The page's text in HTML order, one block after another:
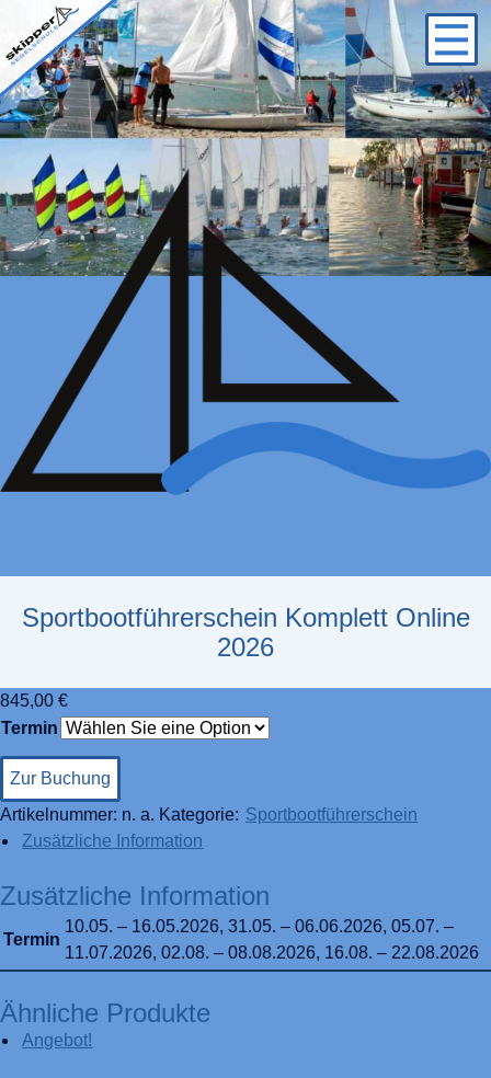
Logo
Startseite/Sportbootführerschein/ Sportbootführerschein
Komplett Online 2026
Sportbootführerschein Komplett Online
2026
845,00 €
Termin
Zur Buchung
Artikelnummer: n. a. Kategorie: Sportbootführerschein
Zusätzliche Information
Zusätzliche Information
Termin
10.05. – 16.05.2026, 31.05. – 06.06.2026, 05.07. –
11.07.2026, 02.08. – 08.08.2026, 16.08. – 22.08.2026
Ähnliche Produkte
Angebot!